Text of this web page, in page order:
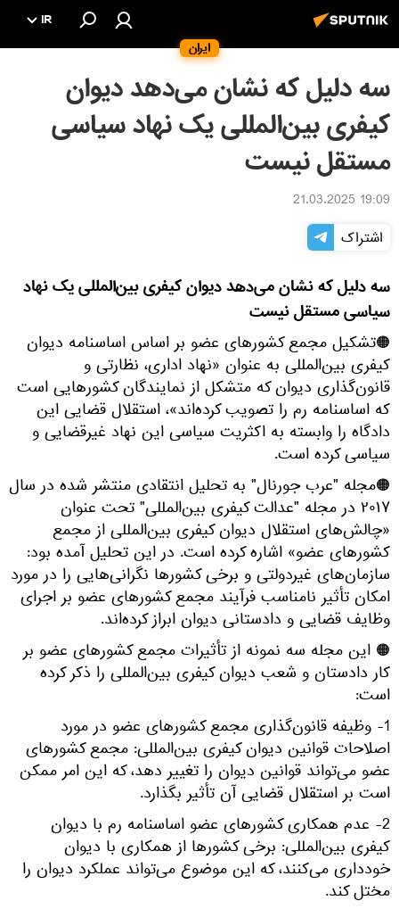
ایران
IR
سه دلیل که نشان می‌دهد دیوان
کیفری بین‌المللی یک نهاد سیاسی
مستقل نیست
19:09 21.03.2025
اشتراک
سه دلیل که نشان می‌دهد دیوان کیفری بین‌المللی یک نهاد
سیاسی مستقل نیست
🟠تشکیل مجمع کشورهای عضو بر اساس اساسنامه دیوان
کیفری بین‌المللی به عنوان «نهاد اداری، نظارتی و
قانون‌گذاری دیوان که متشکل از نمایندگان کشورهایی است
که اساسنامه رم را تصویب کرده‌اند»، استقلال قضایی این
دادگاه را وابسته به اکثریت سیاسی این نهاد غیرقضایی و
سیاسی کرده است.
🟠مجله "عرب جورنال" به تحلیل انتقادی منتشر شده در سال
۲۰۱۷ در مجله "عدالت کیفری بین‌المللی" تحت عنوان
«چالش‌های استقلال دیوان کیفری بین‌المللی از مجمع
کشورهای عضو» اشاره کرده است. در این تحلیل آمده بود:
سازمان‌های غیردولتی و برخی کشورها نگرانی‌هایی را در مورد
امکان تأثیر نامناسب فرآیند مجمع کشورهای عضو بر اجرای
وظایف قضایی و دادستانی دیوان ابراز کرده‌اند.
🟠 این مجله سه نمونه از تأثیرات مجمع کشورهای عضو بر
کار دادستان و شعب دیوان کیفری بین‌المللی را ذکر کرده
است:
1- وظیفه قانون‌گذاری مجمع کشورهای عضو در مورد
اصلاحات قوانین دیوان کیفری بین‌المللی: مجمع کشورهای
عضو می‌تواند قوانین دیوان را تغییر دهد، که این امر ممکن
است بر استقلال قضایی آن تأثیر بگذارد.
2- عدم همکاری کشورهای عضو اساسنامه رم با دیوان
کیفری بین‌المللی: برخی کشورها از همکاری با دیوان
خودداری می‌کنند، که این موضوع می‌تواند عملکرد دیوان را
مختل کند.